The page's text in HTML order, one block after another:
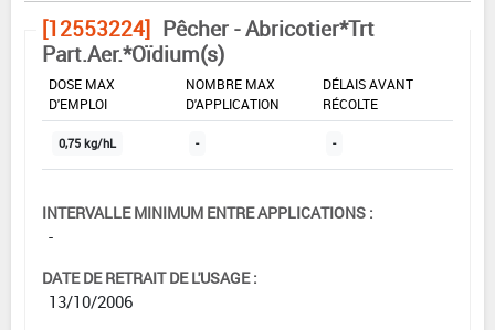
[12553224] Pêcher - Abricotier*Trt
Part.Aer.*Oïdium(s)
DOSE MAX
D'EMPLOI
NOMBRE MAX
D'APPLICATION
DÉLAIS AVANT
RÉCOLTE
0,75 kg/hL - -
INTERVALLE MINIMUM ENTRE APPLICATIONS :
-
DATE DE RETRAIT DE L'USAGE :
13/10/2006